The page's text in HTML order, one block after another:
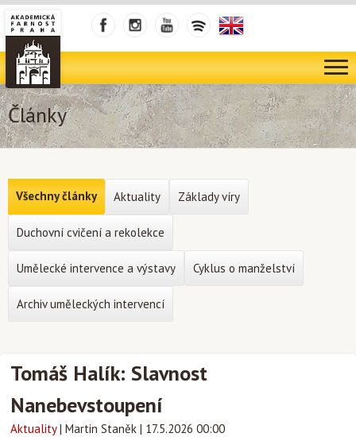
Články
Tomáš Halík: Slavnost
Nanebevstoupení
Aktuality | Martin Staněk | 17.5.2026 00:00
Všechny články Aktuality Základy víry
Duchovní cvičení a rekolekce
Umělecké intervence a výstavy Cyklus o manželství
Archiv uměleckých intervencí